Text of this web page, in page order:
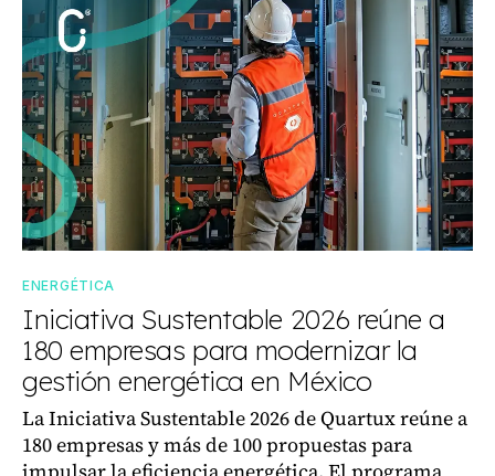
ENERGÉTICA
Iniciativa Sustentable 2026 reúne a
180 empresas para modernizar la
gestión energética en México
La Iniciativa Sustentable 2026 de Quartux reúne a
180 empresas y más de 100 propuestas para